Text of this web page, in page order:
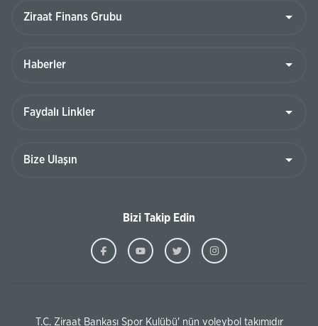
Bizi Takip Edin
T.C. Ziraat Bankası Spor Kulübü' nün voleybol takımıdır